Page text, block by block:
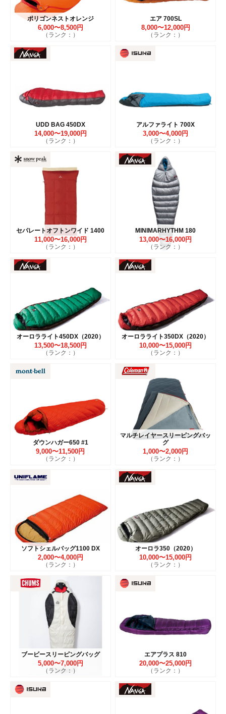
ポリゴンネストオレンジ
6,000〜8,500円
（ランク：）
エア 700SL
8,000〜12,000円
（ランク：）
UDD BAG 450DX
14,000〜19,000円
（ランク：）
アルファライト 700X
3,000〜4,000円
（ランク：）
セパレートオフトンワイド 1400
11,000〜16,000円
（ランク：）
MINIMARHYTHM 180
13,000〜16,000円
（ランク：）
オーロラライト450DX（2020）
13,500〜18,500円
（ランク：）
オーロラライト350DX（2020）
10,000〜15,000円
（ランク：）
ダウンハガー650 #1
9,000〜11,500円
（ランク：）
マルチレイヤースリーピングバッ
グ
1,000〜2,000円
（ランク：）
ソフトシェルバッグ1100 DX
2,000〜4,000円
（ランク：）
オーロラ350（2020）
10,000〜15,000円
（ランク：）
ブービースリーピングバッグ
5,000〜7,000円
（ランク：）
エアプラス 810
20,000〜25,000円
（ランク：）